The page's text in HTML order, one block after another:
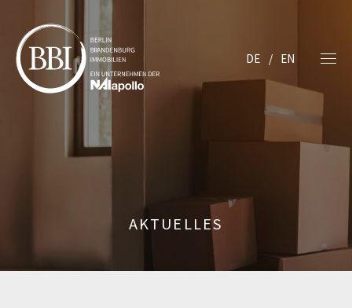
DE EN
AKTUELLES